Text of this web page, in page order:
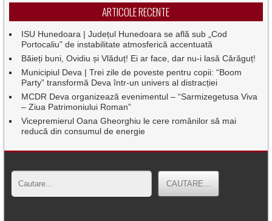
ARTICOLE RECENTE
ISU Hunedoara | Județul Hunedoara se află sub „Cod
Portocaliu” de instabilitate atmosferică accentuată
Băieți buni, Ovidiu și Vlăduț! Ei ar face, dar nu-i lasă Cărăguț!
Municipiul Deva | Trei zile de poveste pentru copii: “Boom
Party” transformă Deva într-un univers al distracției
MCDR Deva organizează evenimentul – “Sarmizegetusa Viva
– Ziua Patrimoniului Roman”
Vicepremierul Oana Gheorghiu le cere românilor să mai
reducă din consumul de energie